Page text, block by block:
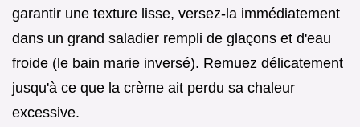
garantir une texture lisse, versez-la immédiatement
dans un grand saladier rempli de glaçons et d'eau
froide (le bain marie inversé). Remuez délicatement
jusqu'à ce que la crème ait perdu sa chaleur
excessive.